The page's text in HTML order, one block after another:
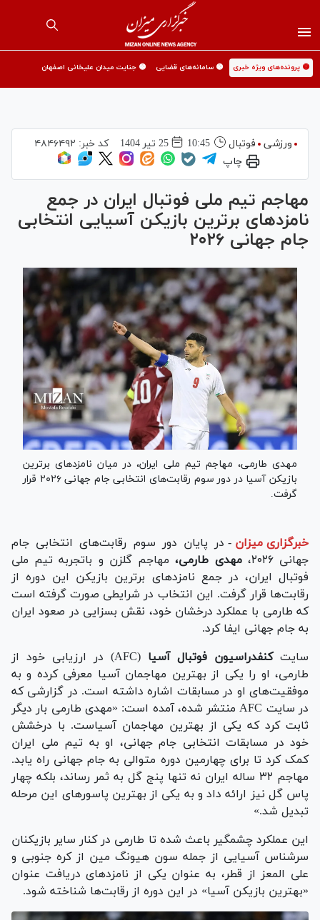
🟡 پرونده‌های ویژه خبری 🟡 سامانه‌های قضایی 🟡 جنایت میدان علیخانی اصفهان
ورزشی فوتبال 10:45 25 تير 1404 کد خبر: ۴۸۴۶۴۹۲
چاپ
مهاجم تیم ملی فوتبال ایران در جمع
نامزد‌های برترین بازیکن آسیایی انتخابی
جام جهانی ۲۰۲۶
مهدی طارمی، مهاجم تیم ملی ایران، در میان نامزد‌های برترین
بازیکن آسیا در دور سوم رقابت‌های انتخابی جام جهانی ۲۰۲۶ قرار
گرفت.
خبرگزاری میزان - در پایان دور سوم رقابت‌های انتخابی جام
جهانی ۲۰۲۶،
مهدی طارمی،مهاجم گلزن و باتجربه تیم ملی
فوتبال ایران، در جمع نامزد‌های برترین بازیکن این دوره از
رقابت‌ها قرار گرفت. این انتخاب در شرایطی صورت گرفته است
که طارمی با عملکرد درخشان خود، نقش بسزایی در صعود ایران
به جام جهانی ایفا کرد.
سایتکنفدراسیون فوتبال آسیا
(AFC) در ارزیابی خود از
طارمی، او را یکی از بهترین مهاجمان آسیا معرفی کرده و به
موفقیت‌های او در مسابقات اشاره داشته است. در گزارشی که
در سایت AFC منتشر شده، آمده است: «مهدی طارمی بار دیگر
ثابت کرد که یکی از بهترین مهاجمان آسیاست. با درخشش
خود در مسابقات انتخابی جام جهانی، او به تیم ملی ایران
کمک کرد تا برای چهارمین دوره متوالی به جام جهانی راه یابد.
مهاجم ۳۲ ساله ایران نه تنها پنج گل به ثمر رساند، بلکه چهار
پاس گل نیز ارائه داد و به یکی از بهترین پاسور‌های این مرحله
تبدیل شد.»
این عملکرد چشمگیر باعث شده تا طارمی در کنار سایر بازیکنان
سرشناس آسیایی از جمله سون هیونگ مین از کره جنوبی و
علی المعز از قطر، به عنوان یکی از نامزد‌های دریافت عنوان
«بهترین بازیکن آسیا» در این دوره از رقابت‌ها شناخته شود.